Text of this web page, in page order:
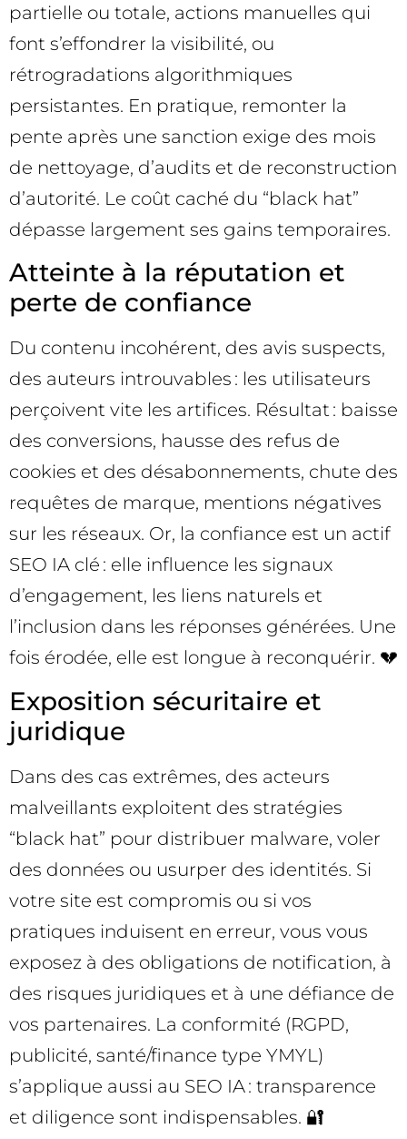
partielle ou totale, actions manuelles qui
font s’effondrer la visibilité, ou
rétrogradations algorithmiques
persistantes. En pratique, remonter la
pente après une sanction exige des mois
de nettoyage, d’audits et de reconstruction
d’autorité. Le coût caché du “black hat”
dépasse largement ses gains temporaires.
Atteinte à la réputation et
perte de confiance
Du contenu incohérent, des avis suspects,
des auteurs introuvables : les utilisateurs
perçoivent vite les artifices. Résultat : baisse
des conversions, hausse des refus de
cookies et des désabonnements, chute des
requêtes de marque, mentions négatives
sur les réseaux. Or, la confiance est un actif
SEO IA clé : elle influence les signaux
d’engagement, les liens naturels et
l’inclusion dans les réponses générées. Une
fois érodée, elle est longue à reconquérir. 💔
Exposition sécuritaire et
juridique
Dans des cas extrêmes, des acteurs
malveillants exploitent des stratégies
“black hat” pour distribuer malware, voler
des données ou usurper des identités. Si
votre site est compromis ou si vos
pratiques induisent en erreur, vous vous
exposez à des obligations de notification, à
des risques juridiques et à une défiance de
vos partenaires. La conformité (RGPD,
publicité, santé/finance type YMYL)
s’applique aussi au SEO IA : transparence
et diligence sont indispensables. 🔐